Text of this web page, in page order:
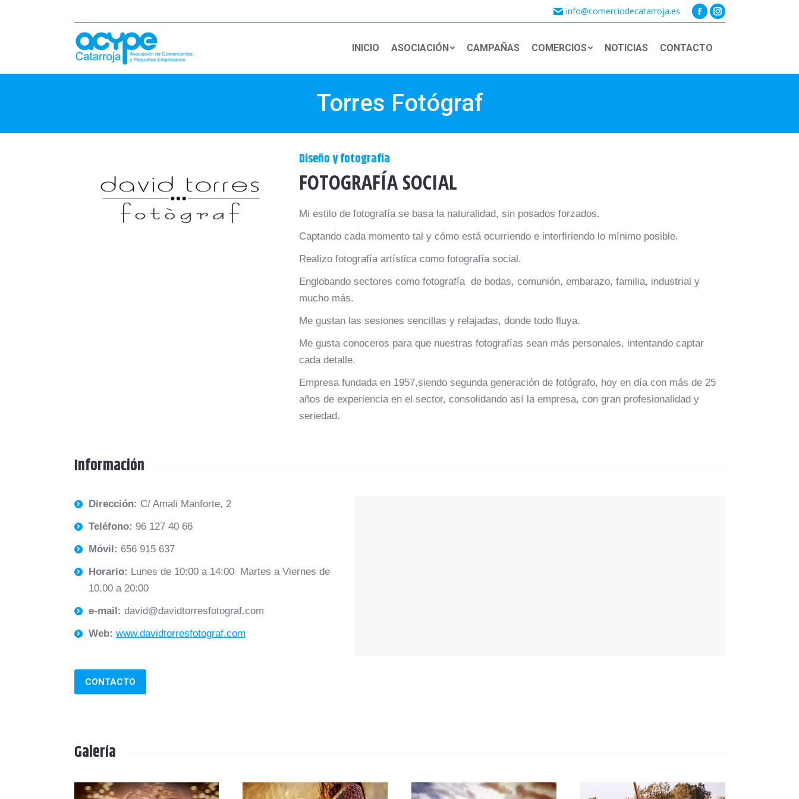
info@comerciodecatarroja.es
Facebook
opens
Instagram
INICIO ASOCIACIÓN CAMPAÑAS COMERCIOS NOTICIAS CONTACTO
Torres Fotógraf
Diseño y fotografía
FOTOGRAFÍA SOCIAL
Mi estilo de fotografía se basa la naturalidad, sin posados forzados.
Captando cada momento tal y cómo está ocurriendo e interfiriendo lo mínimo posible.
Realizo fotografía artística como fotografía social.
Englobando sectores como fotografía de bodas, comunión, embarazo, familia, industrial y
mucho más.
Me gustan las sesiones sencillas y relajadas, donde todo fluya.
Me gusta conoceros para que nuestras fotografías sean más personales, intentando captar
cada detalle.
Empresa fundada en 1957,siendo segunda generación de fotógrafo, hoy en día con más de 25
años de experiencia en el sector, consolidando así la empresa, con gran profesionalidad y
seriedad.
Información
Dirección: C/ Amali Manforte, 2
Teléfono: 96 127 40 66
Móvil: 656 915 637
Horario: Lunes de 10:00 a 14:00 Martes a Viernes de
10.00 a 20:00
e-mail: david@davidtorresfotograf.com
Web: www.davidtorresfotograf.com
CONTACTO
Galería